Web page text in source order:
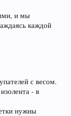
и мы
каждой
с весом.
- в
нужны